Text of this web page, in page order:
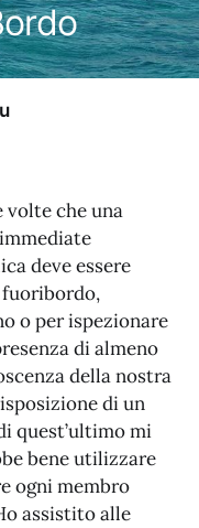
volte che una
deve essere
o per ispezionare
di almeno
della nostra
di un
quest’ultimo mi
bene utilizzare
ogni membro
assistito alle